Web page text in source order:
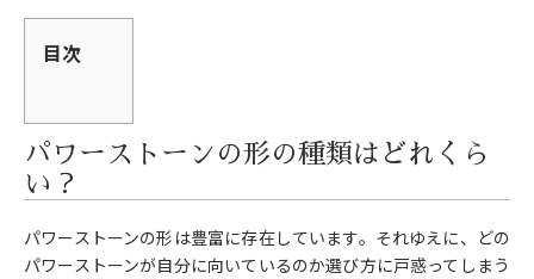
目次
パワーストーンの形の種類はどれくら
い？
パワーストーンの形は豊富に存在しています。それゆえに、どの
パワーストーンが自分に向いているのか選び方に戸惑ってしまう